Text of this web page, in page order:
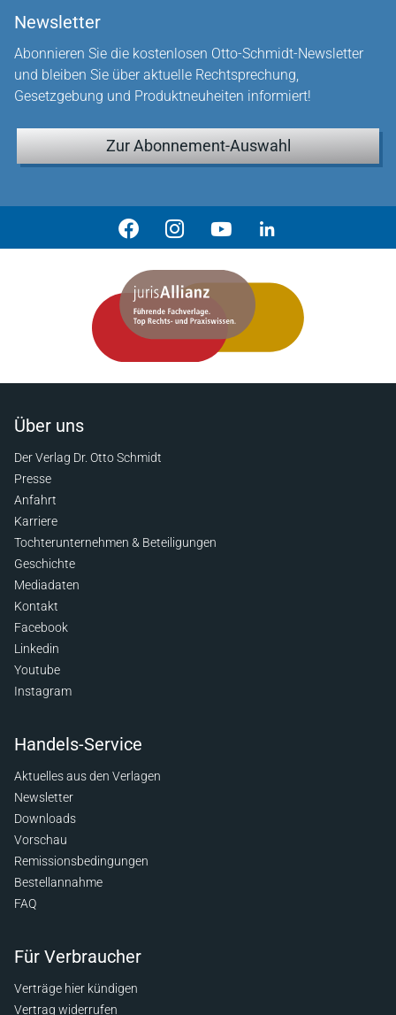
Newsletter
Abonnieren Sie die kostenlosen Otto-Schmidt-Newsletter
und bleiben Sie über aktuelle Rechtsprechung,
Gesetzgebung und Produktneuheiten informiert!
Zur Abonnement-Auswahl
Über uns
Der Verlag Dr. Otto Schmidt
Presse
Anfahrt
Karriere
Tochterunternehmen & Beteiligungen
Geschichte
Mediadaten
Kontakt
Facebook
Linkedin
Youtube
Instagram
Handels-Service
Aktuelles aus den Verlagen
Newsletter
Downloads
Vorschau
Remissionsbedingungen
Bestellannahme
FAQ
Für Verbraucher
Verträge hier kündigen
Vertrag widerrufen